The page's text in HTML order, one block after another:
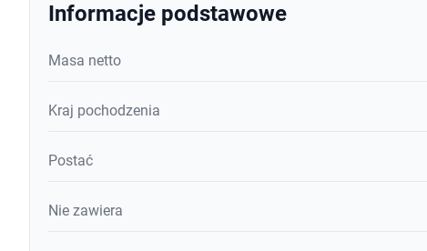
Informacje podstawowe
Masa netto
Kraj pochodzenia
Postać
Nie zawiera